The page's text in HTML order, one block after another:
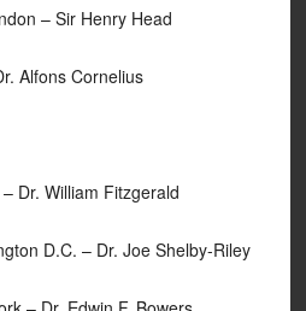
– Sir Henry Head
Cornelius
William Fitzgerald
D.C. – Dr. Joe Shelby-Riley